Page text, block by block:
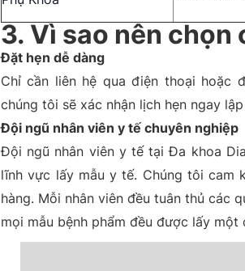
3. Vì sao nên chọn
Đặt hẹn dễ dàng
Chỉ cần liên hệ qua điện thoại hoặc
chúng tôi sẽ xác nhận lịch hẹn ngay
Đội ngũ nhân viên y tế chuyên nghiệp
Đội ngũ nhân viên y tế tại Đa khoa
lĩnh vực lấy mẫu y tế. Chúng tôi cam
hàng. Mỗi nhân viên đều tuân thủ các
mọi mẫu bệnh phẩm đều được lấy một